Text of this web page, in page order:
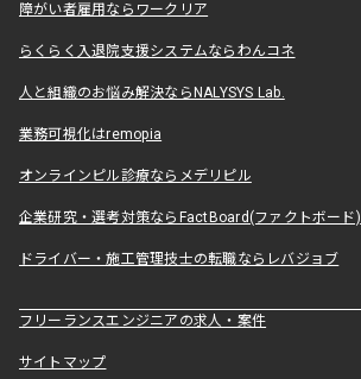
障がい者雇用ならワークリア
らくらく入退院支援システムならわんコネ
人と組織のお悩み解決ならNALYSYS Lab.
業務可視化はremopia
オンラインピル診療ならメデリピル
企業研究・選考対策ならFactBoard(ファクトボード)
ドライバー・施工管理技士の転職ならレバジョブ
フリーランスエンジニアの求人・案件
サイトマップ